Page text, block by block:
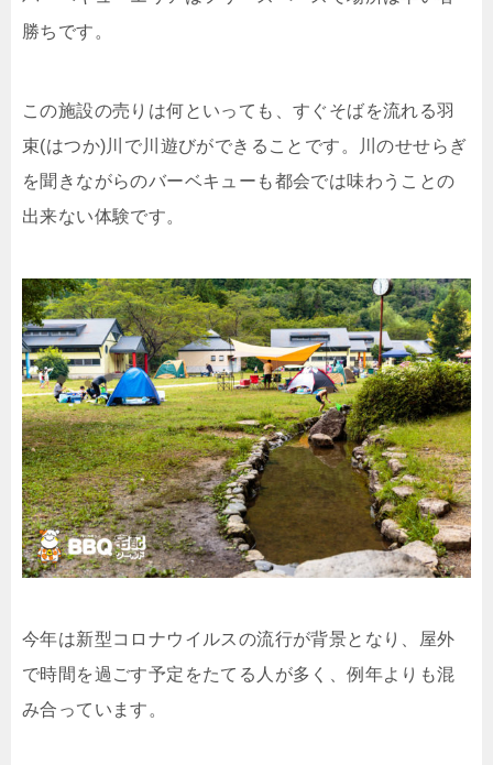
勝ちです。
この施設の売りは何といっても、すぐそばを流れる羽
束(はつか)川で川遊びができることです。川のせせらぎ
を聞きながらのバーベキューも都会では味わうことの
出来ない体験です。
今年は新型コロナウイルスの流行が背景となり、屋外
で時間を過ごす予定をたてる人が多く、例年よりも混
み合っています。